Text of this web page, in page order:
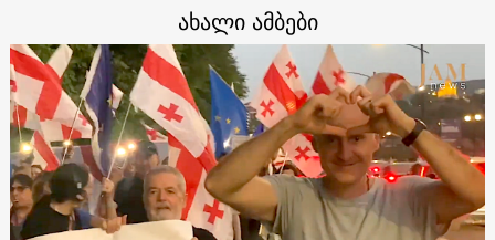
ახალი ამბები